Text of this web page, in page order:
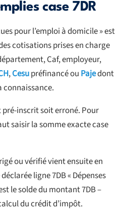
case 7DR
pour l’emploi à domicile » est
cotisations prises en charge
Caf, employeur,
,Cesupréfinancé ou Pajedont
connaissance.
inscrit soit erroné. Pour
saisir la somme exacte case
ou vérifié vient ensuite en
ligne 7DB « Dépenses
le solde du montant 7DB –
du crédit d’impôt.